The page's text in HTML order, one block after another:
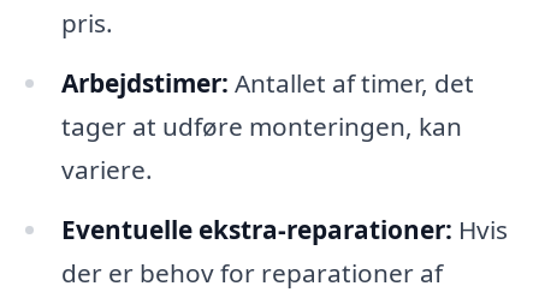
pris.
Arbejdstimer: Antallet af timer, det
tager at udføre monteringen, kan
variere.
Eventuelle ekstra-reparationer: Hvis
der er behov for reparationer af